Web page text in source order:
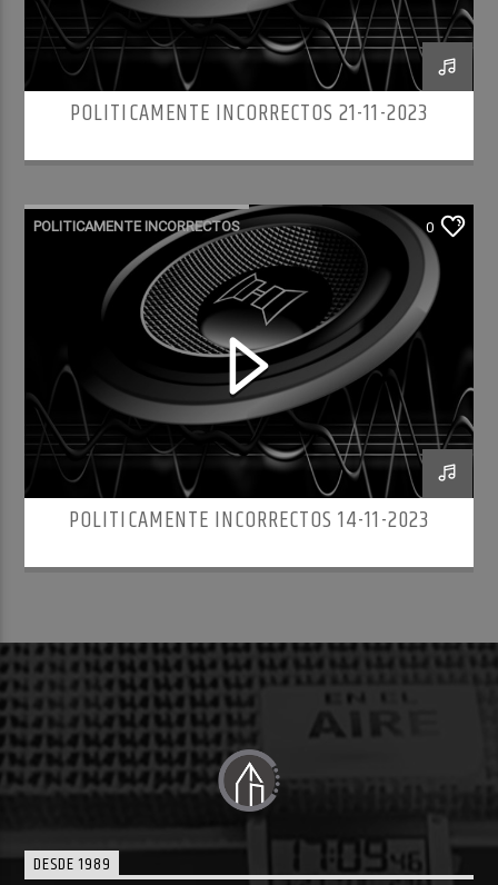
POLITICAMENTE INCORRECTOS 21-11-2023
POLITICAMENTE INCORRECTOS 0
POLITICAMENTE INCORRECTOS 14-11-2023
DESDE 1989